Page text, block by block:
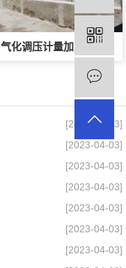
气化调压计量加臭撬
[2023-04-03]
[2023-04-03]
[2023-04-03]
[2023-04-03]
[2023-04-03]
[2023-04-03]
[2023-04-03]